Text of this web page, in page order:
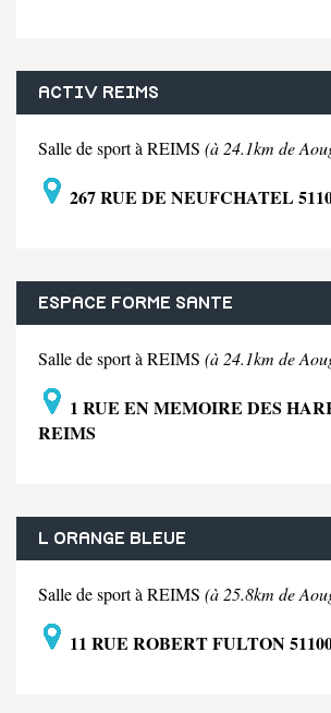
ACTIV REIMS
Salle de sport à REIMS (à 24.1km de
267 RUE DE NEUFCHATEL
ESPACE FORME SANTE
Salle de sport à REIMS (à 24.1km de
1 RUE EN MEMOIRE DES
REIMS
L ORANGE BLEUE
Salle de sport à REIMS (à 25.8km de
11 RUE ROBERT FULTON